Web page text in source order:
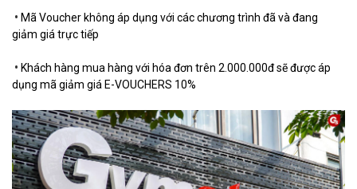
• Mã Voucher không áp dụng với các chương trình đã và đang
giảm giá trực tiếp
• Khách hàng mua hàng với hóa đơn trên 2.000.000đ sẽ được áp
dụng mã giảm giá E-VOUCHERS 10%